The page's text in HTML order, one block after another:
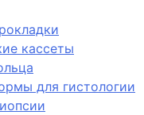
кассеты
для гистологии